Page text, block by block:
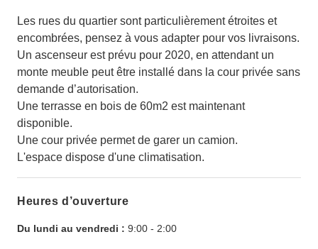
Les rues du quartier sont particulièrement étroites et
encombrées, pensez à vous adapter pour vos livraisons.
Un ascenseur est prévu pour 2020, en attendant un
monte meuble peut être installé dans la cour privée sans
demande d’autorisation.
Une terrasse en bois de 60m2 est maintenant
disponible.
Une cour privée permet de garer un camion.
L'espace dispose d'une climatisation.
Heures d’ouverture
Du lundi au vendredi : 9:00 - 2:00